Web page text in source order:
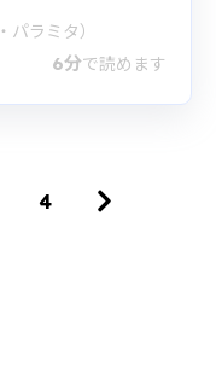
ラミタ）
6分で読めます
4